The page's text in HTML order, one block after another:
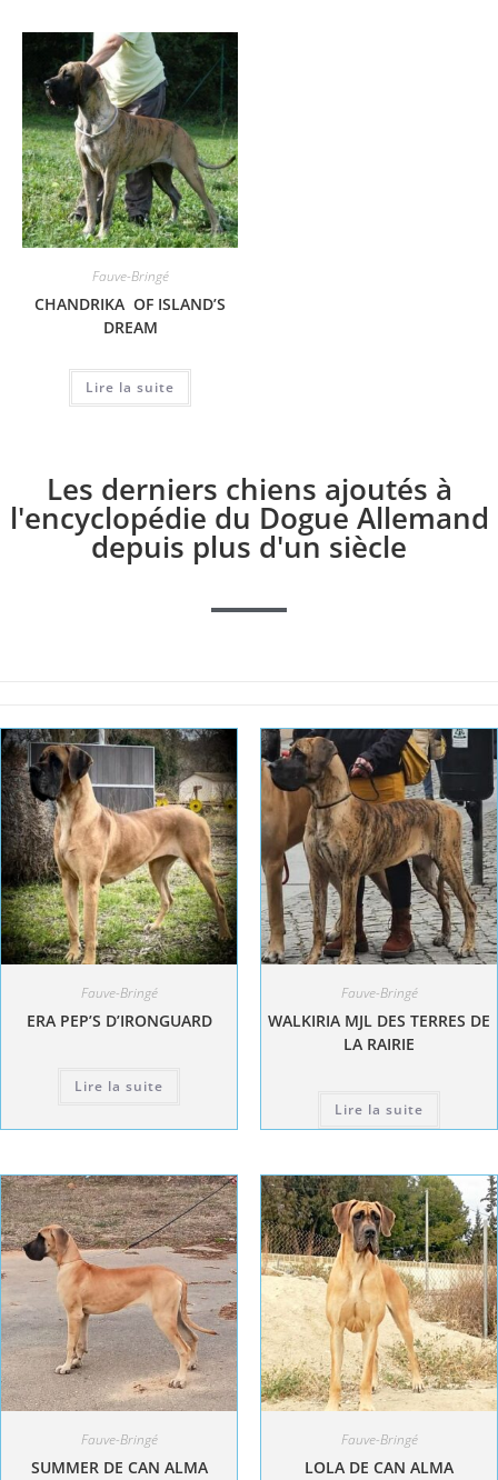
Fauve-Bringé
CHANDRIKA OF ISLAND’S
DREAM
Lire la suite
Les derniers chiens ajoutés à
l'encyclopédie du Dogue Allemand
depuis plus d'un siècle
Fauve-Bringé
ERA PEP’S D’IRONGUARD
Lire la suite
Fauve-Bringé
WALKIRIA MJL DES TERRES DE
LA RAIRIE
Lire la suite
Fauve-Bringé
SUMMER DE CAN ALMA
Fauve-Bringé
LOLA DE CAN ALMA